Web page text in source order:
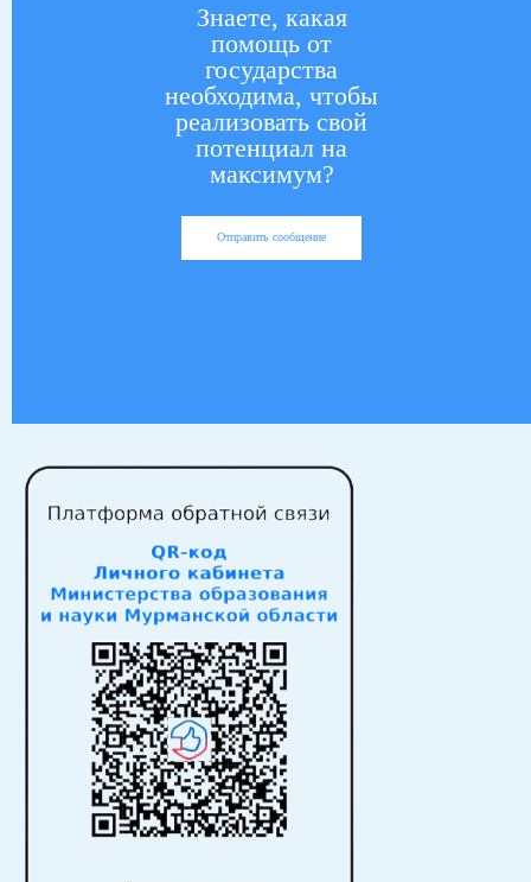
Знаете, какая
помощь от
государства
необходима, чтобы
реализовать свой
потенциал на
максимум?
Отправить сообщение